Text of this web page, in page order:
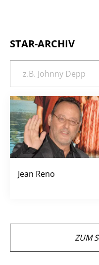
STAR-ARCHIV
Jean Reno
ZUM